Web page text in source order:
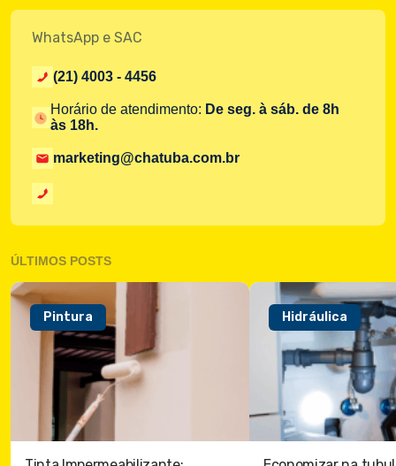
WhatsApp e SAC
(21) 4003 - 4456
Horário de atendimento: De seg. à sáb. de 8h
às 18h.
marketing@chatuba.com.br
ÚLTIMOS POSTS
Pintura Hidráulica